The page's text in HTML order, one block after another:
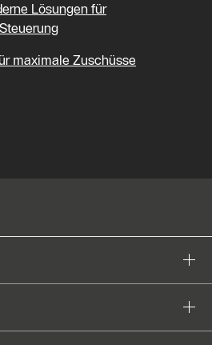
Lösungen für
maximale Zuschüsse